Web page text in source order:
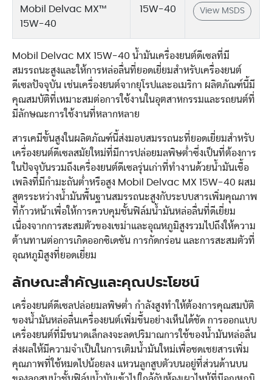
Mobil Delvac MX™
15W-40
15W-40 View MSDS
Mobil Delvac MX 15W-40 น้ำมันเครื่องยนต์ดีเซลที่มี
สมรรถนะสูงและให้การหล่อลื่นที่ยอดเยี่ยมสำหรับเครื่องยนต์
ดีเซลปัจจุบัน เช่นเครื่องยนต์จากยุโรปและอเมริกา ผลิตภัณฑ์นี้มี
คุณสมบัติที่เหมาะสมต่อการใช้งานในอุตสาหกรรมและรถยนต์ที่
มีลักษณะการใช้งานที่หลากหลาย
สารเคมีขั้นสูงในผลิตภัณฑ์นี้ส่งมอบสมรรถนะที่ยอดเยี่ยมสำหรับ
เครื่องยนต์ดีเซลสมัยใหม่ที่มีการปล่อยมลพิษต่ำซึ่งเป็นที่ต้องการ
ในปัจจุบันรวมถึงเครื่องยนต์ดีเซลรุ่นเก่าที่ทำงานด้วยน้ำมันเชื้อ
เพลิงที่มีกำมะถันต่ำหรือสูง Mobil Delvac MX 15W-40 ผสม
สูตรระหว่างน้ำมันพื้นฐานสมรรถนะสูงกับระบบสารเพิ่มคุณภาพ
ที่ก้าวหน้าเพื่อให้การควบคุมชั้นฟิล์มน้ำมันหล่อลื่นที่ดีเยี่ยม
เนื่องจากการสะสมตัวของเขม่าและอุณหภูมิสูงรวมไปถึงให้ความ
ต้านทานต่อการเกิดออกซิเดชัน การกัดกร่อน และการสะสมตัวที่
อุณหภูมิสูงที่ยอดเยี่ยม
ลักษณะสำคัญและคุณประโยชน์
เครื่องยนต์ดีเซลปล่อยมลพิษต่ำ กำลังสูงทำให้ต้องการคุณสมบัติ
ของน้ำมันหล่อลื่นเครื่องยนต์เพิ่มขึ้นอย่างเห็นได้ชัด การออกแบบ
เครื่องยนต์ที่มีขนาดเล็กลงจะลดปริมาณการใช้ของน้ำมันหล่อลื่น
ส่งผลให้มีความจำเป็นในการเติมน้ำมันใหม่เพื่อชดเชยสารเพิ่ม
คุณภาพที่ใช้หมดไปน้อยลง แหวนลูกสูบตัวบนอยู่ที่ส่วนด้านบน